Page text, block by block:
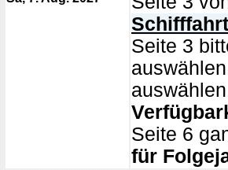
Seite 3
Seite 6
für